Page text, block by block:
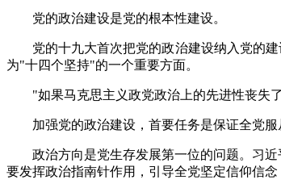
党的政治建设是党的根本性建设。
党的十九大首次把党的政治建设纳入党的
为"十四个坚持"的一个重要方面。
"如果马克思主义政党政治上的先进性丧失
加强党的政治建设，首要任务是保证全党
政治方向是党生存发展第一位的问题。习
要发挥政治指南针作用，引导全党坚定信仰信念